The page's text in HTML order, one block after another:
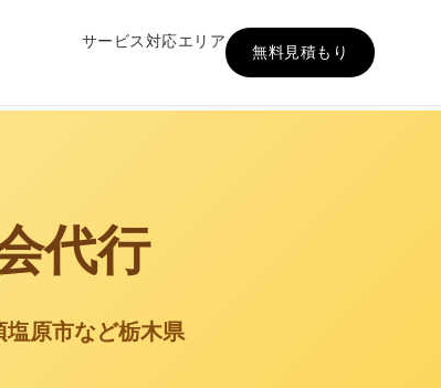
サービス対応エリア
無料見積もり
代行
原市など栃木県